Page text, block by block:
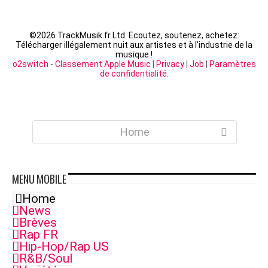
©2026 TrackMusik.fr Ltd. Ecoutez, soutenez, achetez:
Télécharger illégalement nuit aux artistes et à l'industrie de la
musique !
o2switch - Classement Apple Music Privacy| Job
Paramètres
de confidentialité
Home
MENUMOBILE
Home
News
Brèves
Rap FR
Hip-Hop/Rap US
R&B/Soul